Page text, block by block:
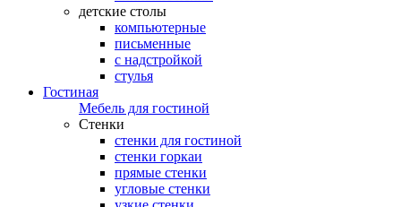
детские столы
компьютерные
письменные
с надстройкой
стулья
Гостиная
Мебель для гостиной
Стенки
стенки для гостиной
стенки горкаи
прямые стенки
угловые стенки